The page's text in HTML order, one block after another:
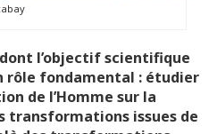
l’objectif scientifique
rôle fondamental : étudier
de l’Homme sur la
transformations issues de